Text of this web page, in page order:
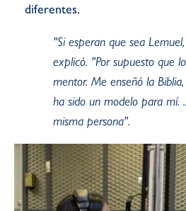
diferentes.
"Si esperan que sea
explicó. "Por supuesto que
mentor. Me enseñó la
ha sido un modelo para mí.
misma persona".